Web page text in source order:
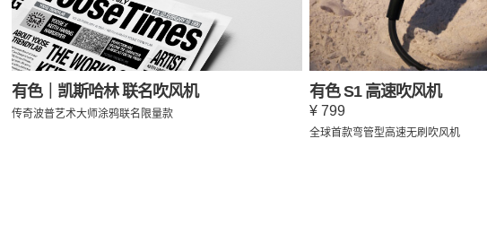
有色｜凯斯哈林 联名吹风机
传奇波普艺术大师涂鸦联名限量款
有色 S1 高速吹风机
¥ 799
全球首款弯管型高速无刷吹风机